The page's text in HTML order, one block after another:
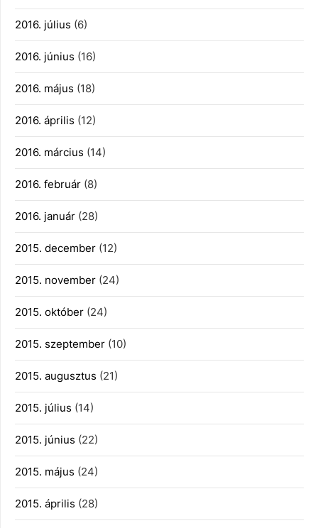
2016. július (6)
2016. június (16)
2016. május (18)
2016. április (12)
2016. március (14)
2016. február (8)
2016. január (28)
2015. december (12)
2015. november (24)
2015. október (24)
2015. szeptember (10)
2015. augusztus (21)
2015. július (14)
2015. június (22)
2015. május (24)
2015. április (28)